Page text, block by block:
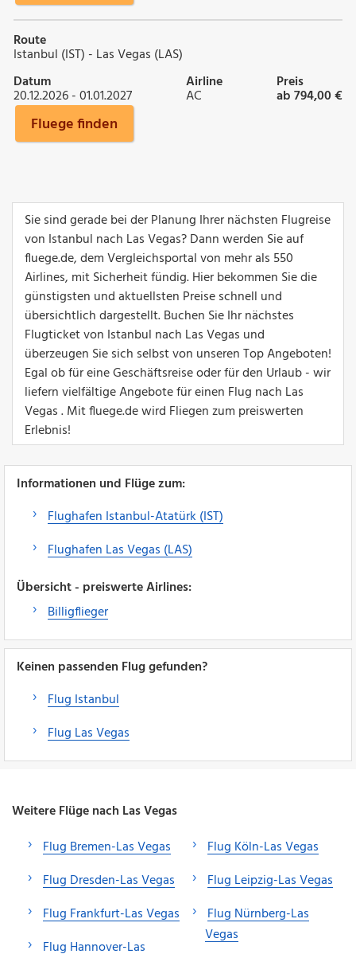
Route
Istanbul (IST) - Las Vegas (LAS)
Datum
20.12.2026 - 01.01.2027
Airline
AC
Preis
ab 794,00 €
Fluege finden
Sie sind gerade bei der Planung Ihrer nächsten Flugreise
von Istanbul nach Las Vegas? Dann werden Sie auf
fluege.de, dem Vergleichsportal von mehr als 550
Airlines, mit Sicherheit fündig. Hier bekommen Sie die
günstigsten und aktuellsten Preise schnell und
übersichtlich dargestellt. Buchen Sie Ihr nächstes
Flugticket von Istanbul nach Las Vegas und
überzeugen Sie sich selbst von unseren Top Angeboten!
Egal ob für eine Geschäftsreise oder für den Urlaub - wir
liefern vielfältige Angebote für einen Flug nach Las
Vegas . Mit fluege.de wird Fliegen zum preiswerten
Erlebnis!
Informationen und Flüge zum:
Flughafen Istanbul-Atatürk (IST)
Flughafen Las Vegas (LAS)
Übersicht - preiswerte Airlines:
Billigflieger
Keinen passenden Flug gefunden?
Flug Istanbul
Flug Las Vegas
Weitere Flüge nach Las Vegas
Flug Bremen-Las Vegas
Flug Dresden-Las Vegas
Flug Frankfurt-Las Vegas
Flug Hannover-Las
Flug Köln-Las Vegas
Flug Leipzig-Las Vegas
Flug Nürnberg-Las
Vegas